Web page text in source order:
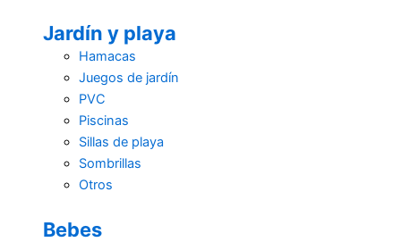
Jardín y playa
Hamacas
Juegos de jardín
PVC
Piscinas
Sillas de playa
Sombrillas
Otros
Bebes